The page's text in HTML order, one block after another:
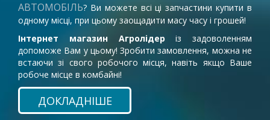
АВТОМОБІЛЬ? Ви можете всі ці запчастини купити в
одному місці, при цьому заощадити масу часу і грошей!
Інтернет магазин Агролідер із задоволенням
допоможе Вам у цьому! Зробити замовлення, можна не
встаючи зі свого робочого місця, навіть якщо Ваше
робоче місце в комбайні!
ДОКЛАДНІШЕ